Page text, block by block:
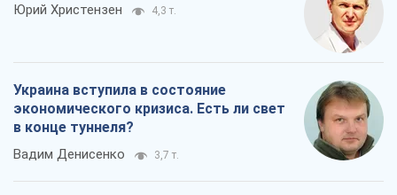
Юрий Христензен 4,3 т.
Украина вступила в состояние
экономического кризиса. Есть ли свет
в конце туннеля?
Вадим Денисенко 3,7 т.